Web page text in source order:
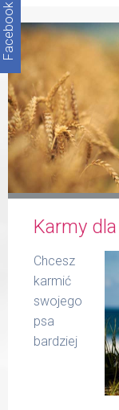
Karmy
Chcesz
karmić
swojego
psa
bardziej
Facebook